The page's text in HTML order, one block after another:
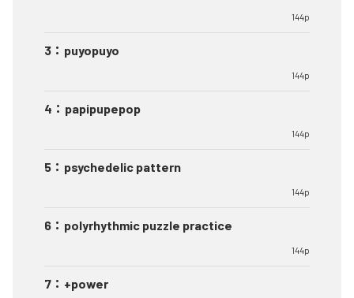
144p
3 ： puyopuyo
144p
4 ： papipupepop
144p
5 ： psychedelic pattern
144p
6 ： polyrhythmic puzzle practice
144p
7 ： +power